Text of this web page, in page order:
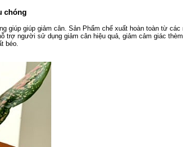
chóng
giúp giúp giảm cân. Sản Phẩm chế xuất hoàn toàn từ các
trợ người sử dụng giảm cân hiệu quả, giảm cảm giác thèm
béo.